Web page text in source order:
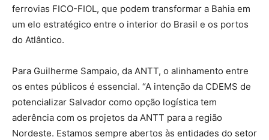
ferrovias FICO-FIOL, que podem transformar a Bahia em
um elo estratégico entre o interior do Brasil e os portos
do Atlântico.
Para Guilherme Sampaio, da ANTT, o alinhamento entre
os entes públicos é essencial. “A intenção da CDEMS de
potencializar Salvador como opção logística tem
aderência com os projetos da ANTT para a região
Nordeste. Estamos sempre abertos às entidades do setor